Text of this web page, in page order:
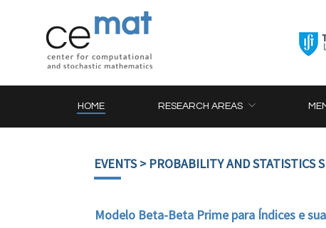
HOME RESEARCH AREAS
EVENTS> PROBABILITY AND STATISTICS
Modelo Beta-Beta Prime para Índices e